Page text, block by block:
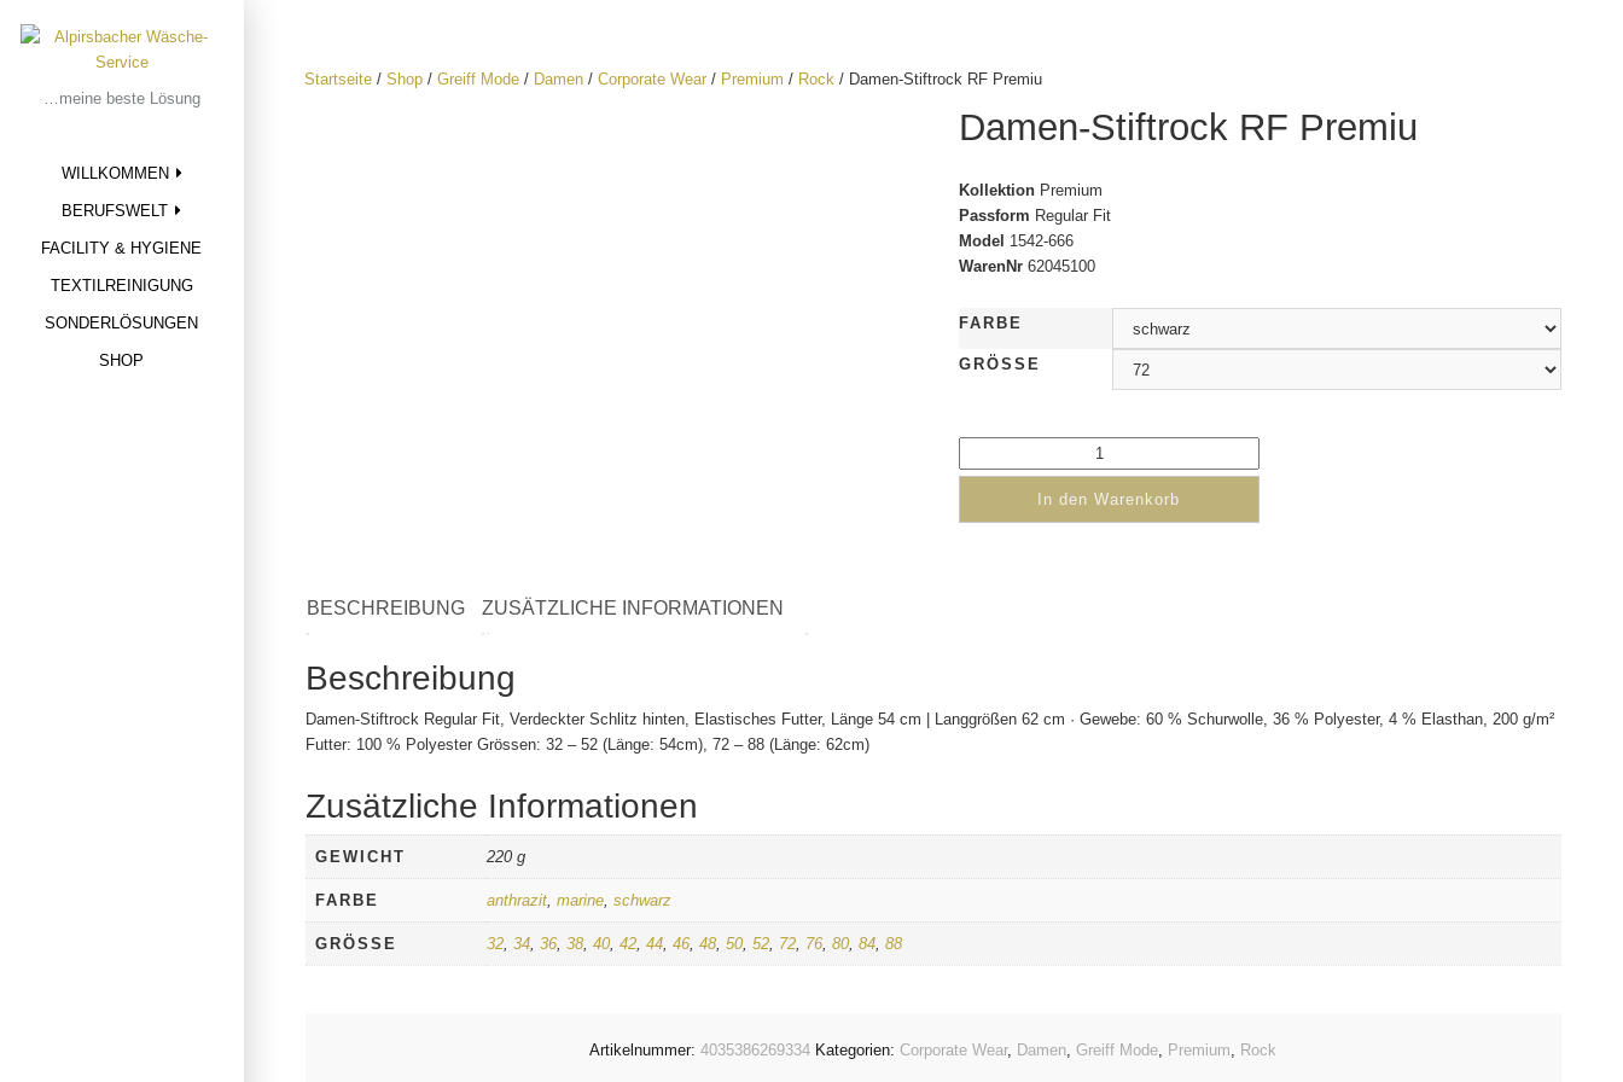
…meine beste Lösung
WILLKOMMEN
BERUFSWELT
FACILITY & HYGIENE
TEXTILREINIGUNG
SONDERLÖSUNGEN
SHOP
Startseite/ Shop/ Greiff Mode/ Damen/ Corporate Wear/ Premium / Rock/ Damen-Stiftrock RF Premiu
Damen-Stiftrock RF Premiu
KollektionPremium
Passform Regular Fit
Model 1542-666
WarenNr62045100
FARBE
GRÖSSE
In den Warenkorb
BESCHREIBUNG ZUSÄTZLICHE INFORMATIONEN
Beschreibung
Damen-Stiftrock Regular Fit, Verdeckter Schlitz hinten, Elastisches Futter, Länge 54 cm | Langgrößen 62 cm · Gewebe: 60 % Schurwolle, 36 % Polyester, 4 % Elasthan, 200 g/m²
Futter: 100 % Polyester Grössen: 32 – 52 (Länge: 54cm), 72 – 88 (Länge: 62cm)
Zusätzliche Informationen
GEWICHT 220 g
FARBE anthrazit, marine, schwarz
GRÖSSE 32, 34, 36, 38, 40, 42, 44, 46, 48, 50, 52, 72, 76, 80, 84, 88
Artikelnummer:4035386269334 Kategorien:Corporate Wear, Damen,Greiff Mode, Premium, Rock